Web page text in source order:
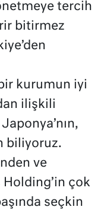
tercih
bitirmez
kurumun iyi
ilişkili
biliyoruz.
ve
çok
seçkin